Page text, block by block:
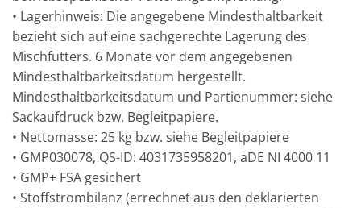
• Lagerhinweis: Die angegebene Mindesthaltbarkeit
bezieht sich auf eine sachgerechte Lagerung des
Mischfutters. 6 Monate vor dem angegebenen
Mindesthaltbarkeitsdatum hergestellt.
Mindesthaltbarkeitsdatum und Partienummer: siehe
Sackaufdruck bzw. Begleitpapiere.
• Nettomasse: 25 kg bzw. siehe Begleitpapiere
• GMP030078, QS-ID: 4031735958201, aDE NI 4000 11
• GMP+ FSA gesichert
• Stoffstrombilanz (errechnet aus den deklarierten